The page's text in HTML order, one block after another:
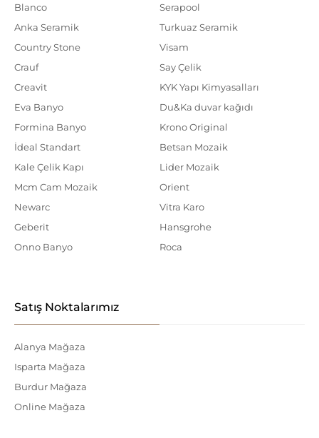
Blanco
Anka Seramik
Country Stone
Crauf
Creavit
Eva Banyo
Formina Banyo
İdeal Standart
Kale Çelik Kapı
Mcm Cam Mozaik
Newarc
Geberit
Onno Banyo
Serapool
Turkuaz Seramik
Visam
Say Çelik
KYK Yapı Kimyasalları
Du&Ka duvar kağıdı
Krono Original
Betsan Mozaik
Lider Mozaik
Orient
Vitra Karo
Hansgrohe
Roca
Satış Noktalarımız
Alanya Mağaza
Isparta Mağaza
Burdur Mağaza
Online Mağaza